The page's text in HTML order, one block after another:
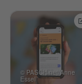
© PASCH-net/Anne
Essel